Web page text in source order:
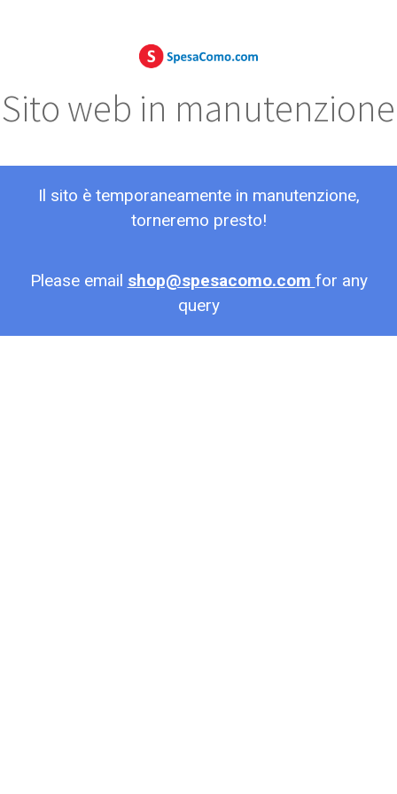
Sito web in manutenzione
Il sito è temporaneamente in manutenzione,
torneremo presto!
Please email shop@spesacomo.com for any
query